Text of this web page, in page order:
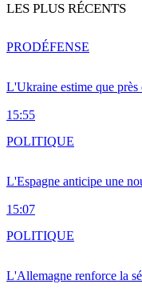
LES PLUS RÉCENTS
L'Ukraine estime que près
15:55
PRODÉFENSE
L'Espagne anticipe une
15:07
POLITIQUE
L'Allemagne renforce la
POLITIQUE